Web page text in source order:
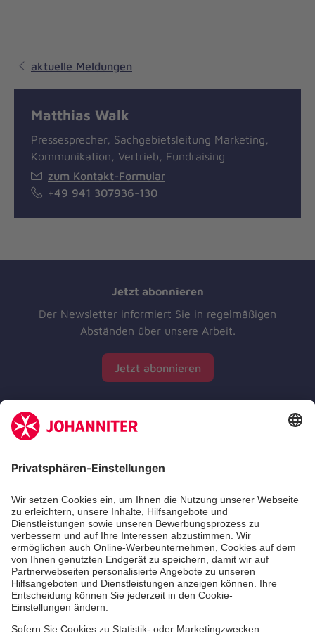
aktuelle Meldungen
Matthias Walk
Pressesprecher, Sachgebietsleitung Marketing,
Kommunikation, Vertrieb, Fundraising
zum Kontakt-Formular
+49 941 307936-130
Jetzt abonnieren
Der Newsletter informiert Sie in regelmäßigen
Abständen über unsere Arbeit.
Jetzt abonnieren
Zertifizierung der Johanniter-Unfall-Hilfe e.V.
Die Johanniter GmbH führt das Spendenzertifikat
des Deutschen Spendenrats e.V.